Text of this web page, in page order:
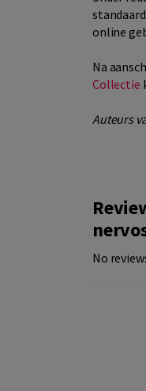
online
Na
Collectie
Auteurs
No